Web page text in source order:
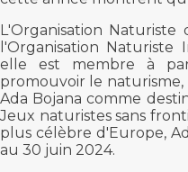
L'Organisation Naturiste
l'Organisation Naturiste
elle est membre à
promouvoir le
Ada Bojana comme
Jeux naturistes sans
plus célèbre d'Europe,
au 30 juin 2024.